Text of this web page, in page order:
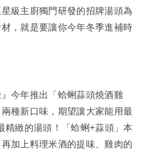
級主廚獨門研發的招牌湯頭為
，就是要讓你今年冬季進補時
今年推出「蛤蜊蒜頭燒酒雞
種新口味，期望讓大家能用最
精緻的湯頭！「蛤蜊+蒜頭」本
加上料理米酒的提味、雞肉的